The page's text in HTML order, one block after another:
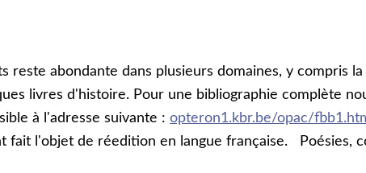
reste abondante dans plusieurs domaines, y compris
livres d'histoire. Pour une bibliographie complète
à l'adresse suivante : opteron1.kbr.be/opac/
fait l'objet de réedition en langue française. Poésies,